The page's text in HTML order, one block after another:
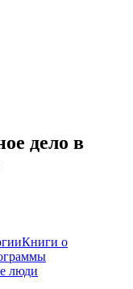
дело в
Книги о
люди